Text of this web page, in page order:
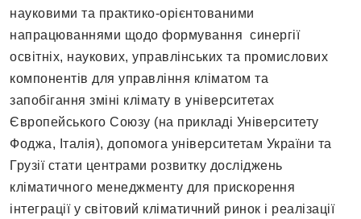
науковими та практико-орієнтованими
напрацюваннями щодо формування синергії
освітніх, наукових, управлінських та промислових
компонентів для управління кліматом та
запобігання зміні клімату в університетах
Європейського Союзу (на прикладі Університету
Фоджа, Італія), допомога університетам України та
Грузії стати центрами розвитку досліджень
кліматичного менеджменту для прискорення
інтеграції у світовий кліматичний ринок і реалізації